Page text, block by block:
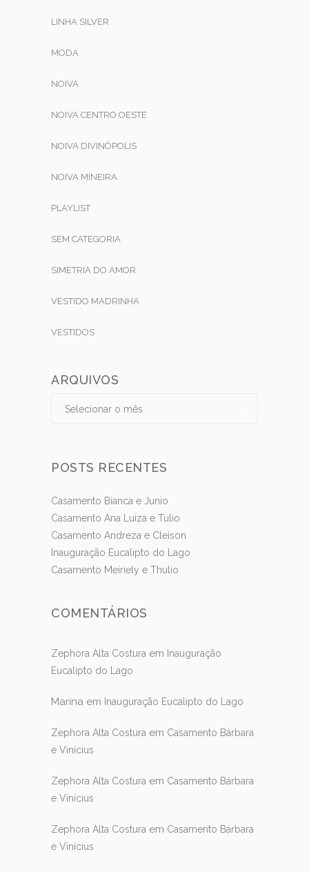
LINHA SILVER
MODA
NOIVA
NOIVA CENTRO OESTE
NOIVA DIVINÓPOLIS
NOIVA MINEIRA
PLAYLIST
SEM CATEGORIA
SIMETRIA DO AMOR
VESTIDO MADRINHA
VESTIDOS
ARQUIVOS
Selecionar o mês
POSTS RECENTES
Casamento Bianca e Junio
Casamento Ana Luiza e Tulio
Casamento Andreza e Cleison
Inauguração Eucalipto do Lago
Casamento Meiriely e Thulio
COMENTÁRIOS
Zephora Alta Costura em Inauguração
Eucalipto do Lago
Marina em Inauguração Eucalipto do Lago
Zephora Alta Costura em Casamento Bárbara
e Vinícius
Zephora Alta Costura em Casamento Bárbara
e Vinícius
Zephora Alta Costura em Casamento Bárbara
e Vinícius